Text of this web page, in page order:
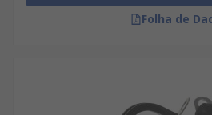
Folha de